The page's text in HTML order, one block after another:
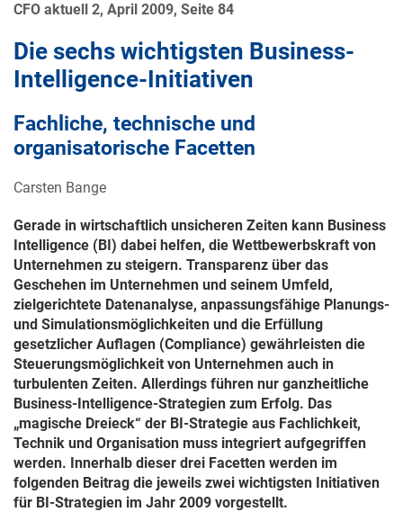
CFO aktuell 2, April 2009, Seite 84
Die sechs wichtigsten Business-
Intelligence-Initiativen
Fachliche, technische und
organisatorische Facetten
Carsten Bange
Gerade in wirtschaftlich unsicheren Zeiten kann Business
Intelligence (BI) dabei helfen, die Wettbewerbskraft von
Unternehmen zu steigern. Transparenz über das
Geschehen im Unternehmen und seinem Umfeld,
zielgerichtete Datenanalyse, anpassungsfähige Planungs-
und Simulationsmöglichkeiten und die Erfüllung
gesetzlicher Auflagen (Compliance) gewährleisten die
Steuerungsmöglichkeit von Unternehmen auch in
turbulenten Zeiten. Allerdings führen nur ganzheitliche
Business-Intelligence-Strategien zum Erfolg. Das
„magische Dreieck“ der BI-Strategie aus Fachlichkeit,
Technik und Organisation muss integriert aufgegriffen
werden. Innerhalb dieser drei Facetten werden im
folgenden Beitrag die jeweils zwei wichtigsten Initiativen
für BI-Strategien im Jahr 2009 vorgestellt.